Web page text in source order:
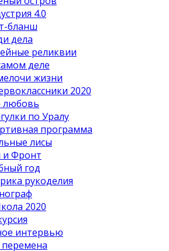
4.0
бланш
дела
реликвии
деле
жизни
2020
любовь
по Уралу
программа
лисы
и Фронт
год
рукоделия
2020
интервью